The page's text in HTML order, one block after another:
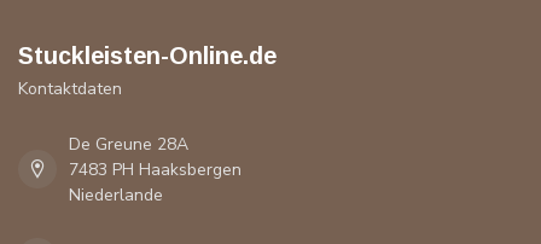
Stuckleisten-Online.de
Kontaktdaten
De Greune 28A
7483 PH Haaksbergen
Niederlande